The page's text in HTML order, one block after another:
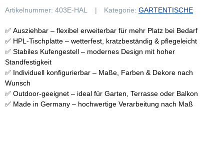
Artikelnummer: 403E-HAL Kategorie: GARTENTISCHE
✅ Ausziehbar – flexibel erweiterbar für mehr Platz bei Bedarf
✅ HPL-Tischplatte – wetterfest, kratzbeständig & pflegeleicht
✅ Stabiles Kufengestell – modernes Design mit hoher
Standfestigkeit
✅ Individuell konfigurierbar – Maße, Farben & Dekore nach
Wunsch
✅ Outdoor-geeignet – ideal für Garten, Terrasse oder Balkon
✅ Made in Germany – hochwertige Verarbeitung nach Maß